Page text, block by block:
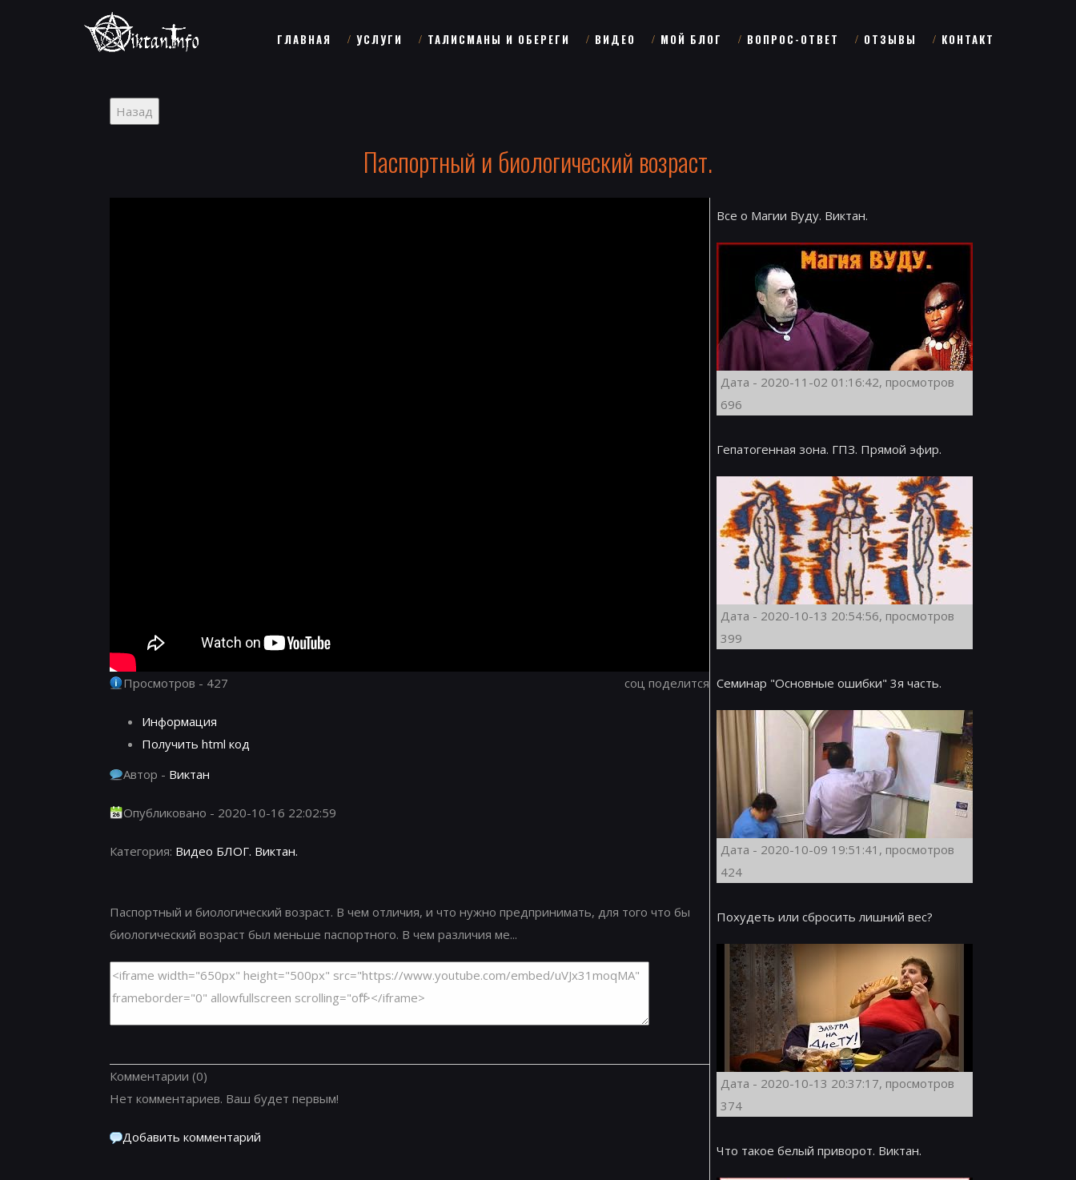
ГЛАВНАЯ УСЛУГИ ТАЛИСМАНЫ И ОБЕРЕГИ ВИДЕО МОЙ БЛОГ ВОПРОС-ОТВЕТ ОТЗЫВЫ КОНТАКТ
Паспортный и биологический возраст.
Просмотров - 427 соц поделится
Информация
Получить html код
Автор - Виктан
Опубликовано - 2020-10-16 22:02:59
Категория: Видео БЛОГ. Виктан.
Паспортный и биологический возраст. В чем отличия, и что нужно предпринимать, для того что бы
биологический возраст был меньше паспортного. В чем различия ме...
Комментарии (0)
Нет комментариев. Ваш будет первым!
Добавить комментарий
Все о Магии Вуду. Виктан.
Дата - 2020-11-02 01:16:42, просмотров
696
Гепатогенная зона. ГПЗ. Прямой эфир.
Дата - 2020-10-13 20:54:56, просмотров
399
Семинар "Основные ошибки" 3я часть.
Дата - 2020-10-09 19:51:41, просмотров
424
Похудеть или сбросить лишний вес?
Дата - 2020-10-13 20:37:17, просмотров
374
Что такое белый приворот. Виктан.